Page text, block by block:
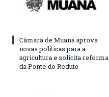
Câmara de Muaná aprova
novas políticas para a
agricultura e solicita reforma
da Ponte do Reduto